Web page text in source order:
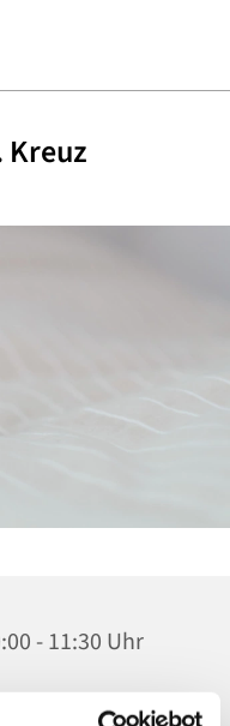
- 11:30 Uhr
Malchower Weg